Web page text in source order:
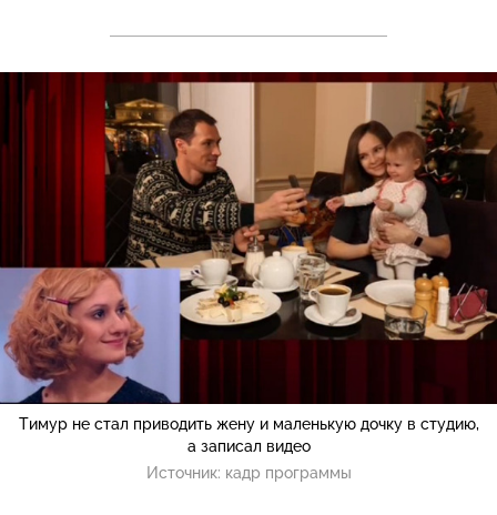
Тимур не стал приводить жену и маленькую дочку в студию,
а записал видео
Источник: кадр программы